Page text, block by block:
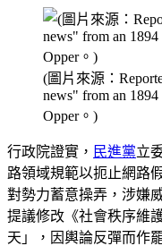
(圖片來源：
news" from an
Opper。)
行政院證實， 民進黨立
路領域規範以扼止網路
對勢力蓄意操弄，涉嫌
提議修改《社會秩序維
天」，因輿論反彈而作